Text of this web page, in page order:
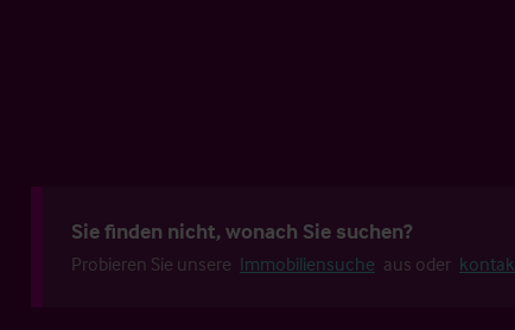
Sie finden nicht, wonach Sie suchen?
Probieren Sie unsere Immobiliensuche aus oder